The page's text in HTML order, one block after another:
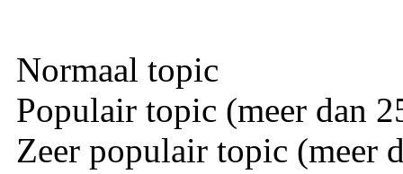
Normaal topic
Populair topic (meer dan
Zeer populair topic (meer